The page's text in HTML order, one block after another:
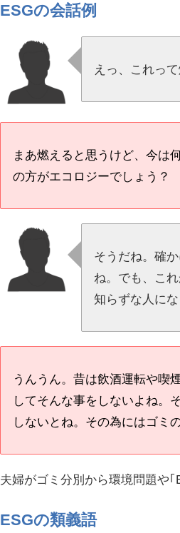
ESGの会話例
えっ、これっ
まあ燃えると思うけど、今は
の方がエコロジーでしょう？
そうだね。確
ね。でも、こ
知らずな人にな
うんうん。昔は飲酒運転や喫
してそんな事をしないよね。
しないとね。その為にはゴミ
夫婦がゴミ分別から環境問題や｢
ESGの類義語